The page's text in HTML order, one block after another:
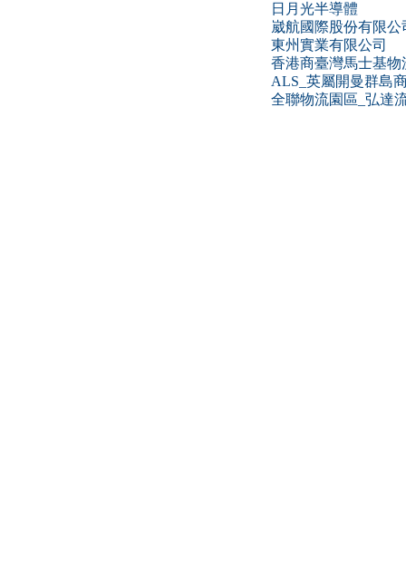
日月光半導體
崴航國際股份有限公
東州實業有限公司
香港商臺灣馬士基
ALS_英屬開曼群島
全聯物流園區_弘達